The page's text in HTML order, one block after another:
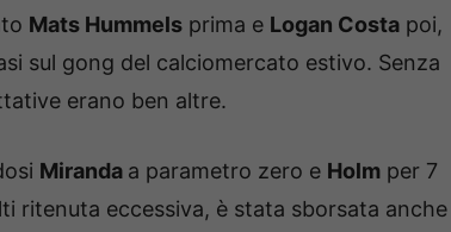
Mats Hummels prima e Logan Costa poi,
sul gong del calciomercato estivo. Senza
erano ben altre.
Miranda a parametro zero e Holm per 7
ritenuta eccessiva, è stata sborsata anche